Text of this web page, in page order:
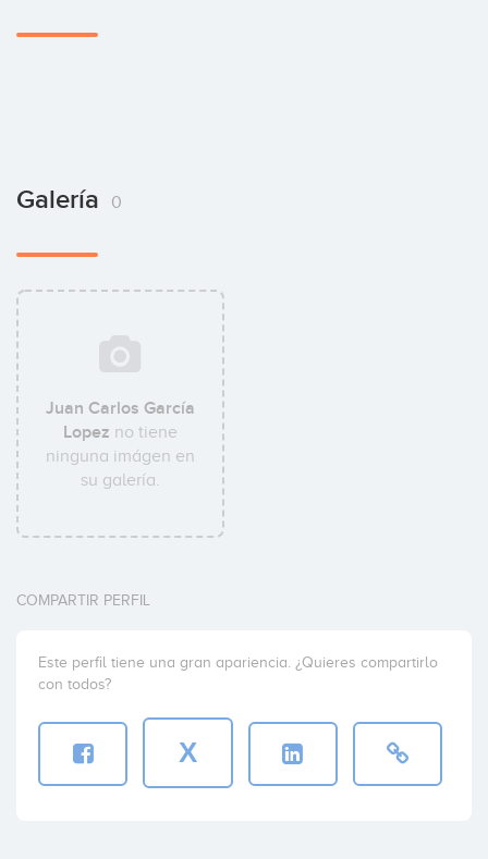
Galería 0
Juan Carlos García
Lopez no tiene
ninguna imágen en
su galería.
COMPARTIR PERFIL
Este perfil tiene una gran apariencia. ¿Quieres compartirlo
con todos?
X